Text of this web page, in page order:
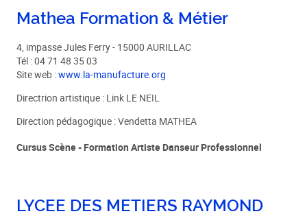
Mathea Formation & Métier
4, impasse Jules Ferry - 15000 AURILLAC
Tél : 04 71 48 35 03
Site web :www.la-manufacture.org
Directrion artistique : Link LE NEIL
Direction pédagogique : Vendetta MATHEA
Cursus Scène - Formation Artiste Danseur Professionnel
LYCEE DES METIERS RAYMOND